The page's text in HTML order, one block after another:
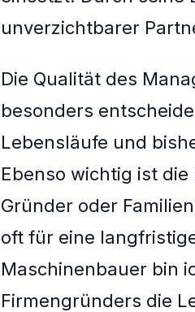
unverzichtbarer
Die Qualität des
besonders
Lebensläufe und
Ebenso wichtig ist
Gründer oder
oft für eine
Maschinenbauer bin
Firmengründers die